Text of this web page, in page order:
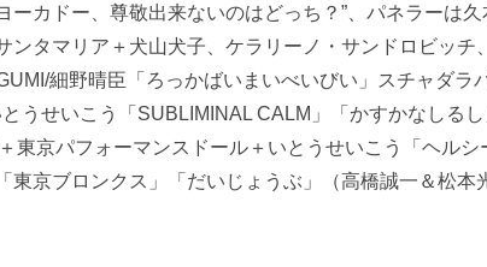
カドー、尊敬出来ないのはどっち？”、パネラーは
タマリア＋犬山犬子、ケラリーノ・サンドロビッチ
細野晴臣「ろっかばいまいべいびい」スチャダ
せいこう「SUBLIMINAL CALM」「かすかなしる
東京パフォーマンスドール＋いとうせいこう「ヘル
京ブロンクス」「だいじょうぶ」（高橋誠一＆松本